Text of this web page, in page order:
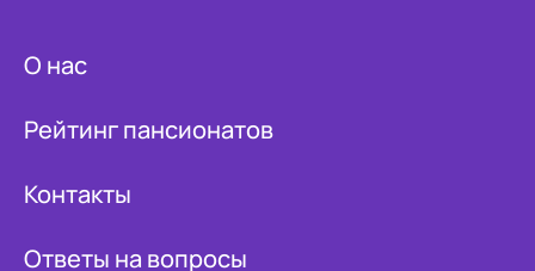
О нас
Рейтинг пансионатов
Контакты
Ответы на вопросы